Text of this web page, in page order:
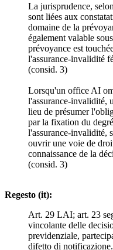
La jurisprudence,
sont liées aux
domaine de la
également valable
prévoyance est
l'assurance-invalidité
(consid. 3)
Lorsqu'un office AI
l'assurance-invalidité,
lieu de présumer
par la fixation du
l'assurance-invalidité,
ouvrir une voie de
connaissance de la
(consid. 3)
Regesto (it):
Art. 29 LAI; art. 23
vincolante delle
previdenziale,
difetto di notificazione.